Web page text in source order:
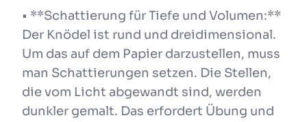
• **Schattierung für Tiefe und Volumen:**
Der Knödel ist rund und dreidimensional.
Um das auf dem Papier darzustellen, muss
man Schattierungen setzen. Die Stellen,
die vom Licht abgewandt sind, werden
dunkler gemalt. Das erfordert Übung und